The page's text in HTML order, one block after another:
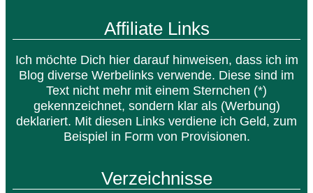
Affiliate Links
Ich möchte Dich hier darauf hinweisen, dass ich im
Blog diverse Werbelinks verwende. Diese sind im
Text nicht mehr mit einem Sternchen (*)
gekennzeichnet, sondern klar als (Werbung)
deklariert. Mit diesen Links verdiene ich Geld, zum
Beispiel in Form von Provisionen.
Verzeichnisse